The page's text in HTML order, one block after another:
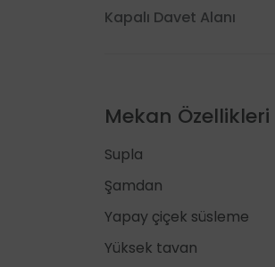
Kapalı Davet Alanı
Mekan Özellikleri
Supla
Şamdan
Yapay çiçek süsleme
Yüksek tavan